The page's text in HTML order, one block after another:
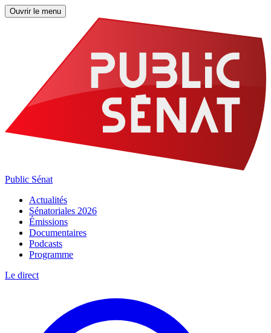
Ouvrir le menu
Public Sénat
Actualités
Sénatoriales 2026
Émissions
Documentaires
Podcasts
Programme
Le direct